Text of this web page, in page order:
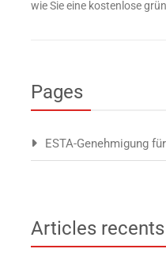
wie Sie eine kostenlose
Pages
ESTA-Genehmigung
Articles recents